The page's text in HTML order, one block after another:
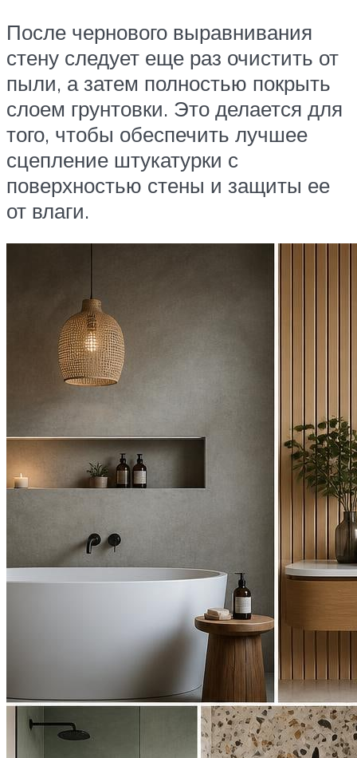
После чернового выравнивания
стену следует еще раз очистить от
пыли, а затем полностью покрыть
слоем грунтовки. Это делается для
того, чтобы обеспечить лучшее
сцепление штукатурки с
поверхностью стены и защиты ее
от влаги.